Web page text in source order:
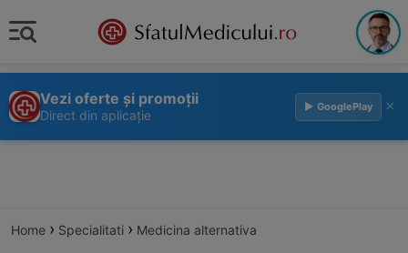
Vezi oferte și promoții
Direct din aplicație
▶ GooglePlay ×
Home › Specialitati › Medicina alternativa